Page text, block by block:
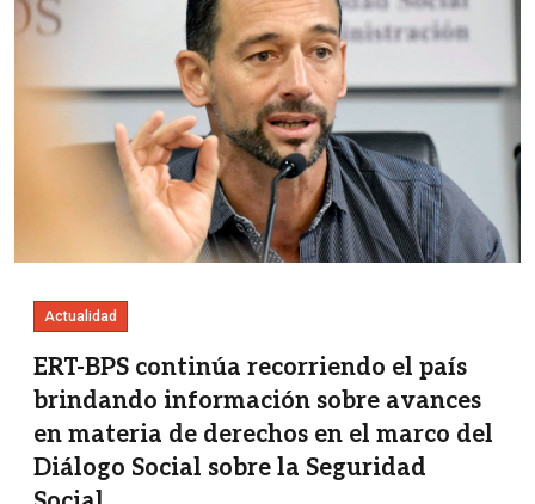
Actualidad
ERT-BPS continúa recorriendo el país
brindando información sobre avances
en materia de derechos en el marco del
Diálogo Social sobre la Seguridad